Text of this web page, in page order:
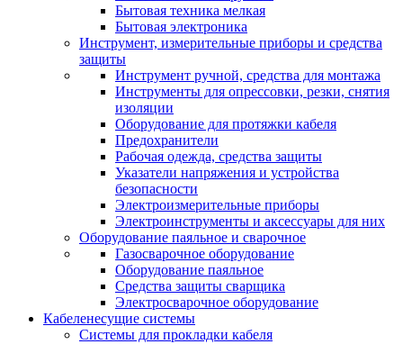
Бытовая техника мелкая
Бытовая электроника
Инструмент, измерительные приборы и средства
защиты
Инструмент ручной, средства для монтажа
Инструменты для опрессовки, резки, снятия
изоляции
Оборудование для протяжки кабеля
Предохранители
Рабочая одежда, средства защиты
Указатели напряжения и устройства
безопасности
Электроизмерительные приборы
Электроинструменты и аксессуары для них
Оборудование паяльное и сварочное
Газосварочное оборудование
Оборудование паяльное
Средства защиты сварщика
Электросварочное оборудование
Кабеленесущие системы
Системы для прокладки кабеля